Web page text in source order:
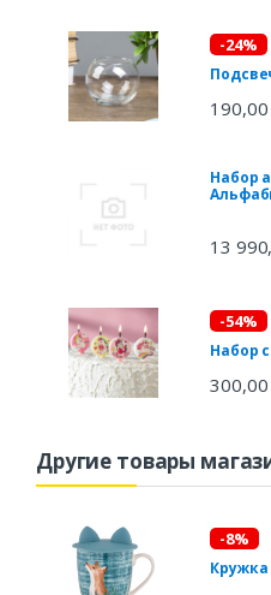
-24%
190,00
Набор
13
-54%
Набор
300,00
Другие товары
-8%
Кружка